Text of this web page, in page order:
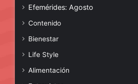
Efemérides: Agosto
Contenido
Bienestar
Life Style
Alimentación